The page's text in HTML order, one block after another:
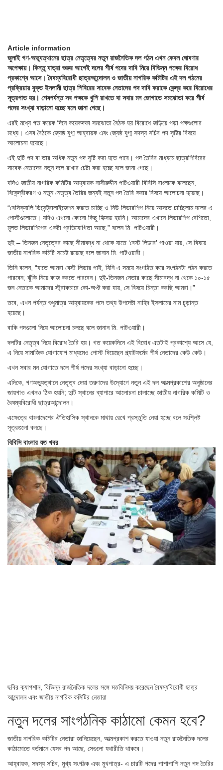
Article information
জুলাই গণ-অভ্যুত্থানের ছাত্র নেতৃত্বের নতুন রাজনৈতিক দল গঠন এখন কেবল ঘোষণার
অপেক্ষায়। কিন্তু যাত্রা শুরুর আগেই দলের শীর্ষ পদের দাবি নিয়ে বিভিন্ন পক্ষের বিরোধ
প্রকাশ্যে আসে। বৈষম্যবিরোধী ছাত্রআন্দোলন ও জাতীয় নাগরিক কমিটির এই দল গঠনের
প্রক্রিয়ায় যুক্ত ইসলামী ছাত্র শিবিরের সাবেক নেতাদের পদ দাবি করাকে কেন্দ্র করে বিরোধের
সূত্রপাত হয়। শেষপর্যন্ত সব পক্ষকে খুশি রাখতে বা সবার মন জোগাতে সমঝোতা করে শীর্ষ
পদের সংখ্যা বাড়ানো হচ্ছে বলে জানা গেছে।
এরই মধ্যে গত কয়েক দিনে কয়েকদফা সমঝোতা বৈঠক হয় বিরোধে জড়িয়ে পড়া পক্ষগুলোর
মধ্যে। এসব বৈঠকে জ্যেষ্ঠ যুগ্ম আহ্বায়ক এবং জ্যেষ্ঠ যুগ্ম সদস্য সচিব পদ সৃষ্টির বিষয়ে
আলোচনা হয়েছে।
এই দুটি পদ বা তার অধিক নতুন পদ সৃষ্টি করা হতে পারে। পদ তৈরির মাধ্যমে ছাত্রশিবিরের
সাবেক নেতাদের নতুন দলে রাখার চেষ্টা করা হচ্ছে বলে জানা গেছে।
যদিও জাতীয় নাগরিক কমিটির আহ্বায়ক নাসীরুদ্দীন পাটওয়ারী বিবিসি বাংলাকে বলেছেন,
বিকেন্দ্রীকরণ ও নতুন নেতৃত্ব তৈরির জন্যই নতুন পদ তৈরি করার বিষয়ে আলোচনা হয়েছে।
“বেসিক্যালি ডিসেন্ট্রালাইজেশন করতে চাচ্ছি ও নিউ লিডারশিপ নিয়ে আসতে চাচ্ছিলাম দলের এ
পোস্টগুলোতে। যদিও এখনো কোনো কিছু ফিক্সড হয়নি। আমাদের এখানে লিডারশিপ বেশিতো,
মূলত লিডারশিপের একটা প্রতিযোগিতা আছে,” বলেন মি. পাটওয়ারী।
দুই – তিনজন নেতৃত্বের কাছে সীমাবদ্ধ না থেকে যাতে ‘বেস্ট লিডার’ পাওয়া যায়, সে বিষয়ে
জাতীয় নাগরিক কমিটি সচেষ্ট রয়েছে বলে জানান মি. পাটওয়ারী।
তিনি বলেন, “যাতে আমরা বেস্ট লিডার পাই, যিনি এ সময়ে সংগঠিত করে সংগঠনটা গঠন করতে
পারবেন; ঝুঁকি নিয়ে কাজ করতে পারবেন। দুই-তিনজন নেতার কাছে সীমাবদ্ধ না থেকে ১০-১৫
জন নেতাকে আমাদের স্ট্রাকচারে কো-অপ্ট করা যায়, সে বিষয়ে চিন্তা করছি আমরা।”
তবে, এখন পর্যন্ত শুধুমাত্র আহ্বায়কের পদে তথ্য উপদেষ্টা নাহিদ ইসলামের নাম চূড়ান্ত
হয়েছে।
বাকি পদগুলো নিয়ে আলোচনা চলছে বলে জানান মি. পাটওয়ারী।
দলটির নেতৃত্ব নিয়ে বিরোধ তৈরি হয়। গত কয়েকদিনে এই বিরোধ এতটাই প্রকাশ্যে আসে যে,
এ নিয়ে সামাজিক যোগাযোগ মাধ্যমেও পোস্ট দিয়েছেন প্ল্যাটফর্মের শীর্ষ নেতাদের কেউ কেউ।
এখন সবার মন যোগাতে দলে শীর্ষ পদের সংখ্যা বাড়ানো হচ্ছে।
এদিকে, গণঅভ্যুত্থানে নেতৃত্ব দেয়া তরুণদের উদ্যোগে নতুন এই দল আত্মপ্রকাশের অনুষ্ঠানের
জায়গাও এখনও ঠিক হয়নি; দুটি স্থানের ব্যাপারে আলোচনা চালাচ্ছে জাতীয় নাগরিক কমিটি ও
বৈষম্যবিরোধী ছাত্রআন্দোলন।
এক্ষেত্রে বাংলাদেশের ঐতিহাসিক স্থানকে মাথায় রেখে প্রস্তুতি নেয়া হচ্ছে বলে সংশ্লিষ্ট
সূত্রগুলো বলছে।
বিবিসি বাংলার যত খবর
ছবির ক্যাপশান, বিভিন্ন রাজনৈতিক দলের সঙ্গে মতবিনিময় করেছেন বৈষম্যবিরোধী ছাত্র
আন্দোলন এবং জাতীয় নাগরিক কমিটির নেতারা
নতুন দলের সাংগঠনিক কাঠামো কেমন হবে?
জাতীয় নাগরিক কমিটির নেতারা জানিয়েছেন, আত্মপ্রকাশ করতে যাওয়া নতুন রাজনৈতিক দলের
কাঠামোতে বর্তমানে যেসব পদ আছে, সেগুলো যথারীতি থাকবে।
আহ্বায়ক, সদস্য সচিব, মুখ্য সংগঠক এবং মুখপাত্র- এ চারটি পদের পাশাপাশি নতুন পদ তৈরির